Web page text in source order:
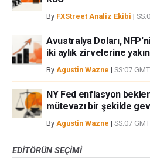
By FXStreet Analiz Ekibi |
Avustralya Doları,
iki aylık zirvelerine
By Agustin Wazne | SS:07 GMT
NY Fed enflasyon
mütevazı bir şekilde
By Agustin Wazne | SS:07 GMT
EDITÖRÜN SEÇIMI